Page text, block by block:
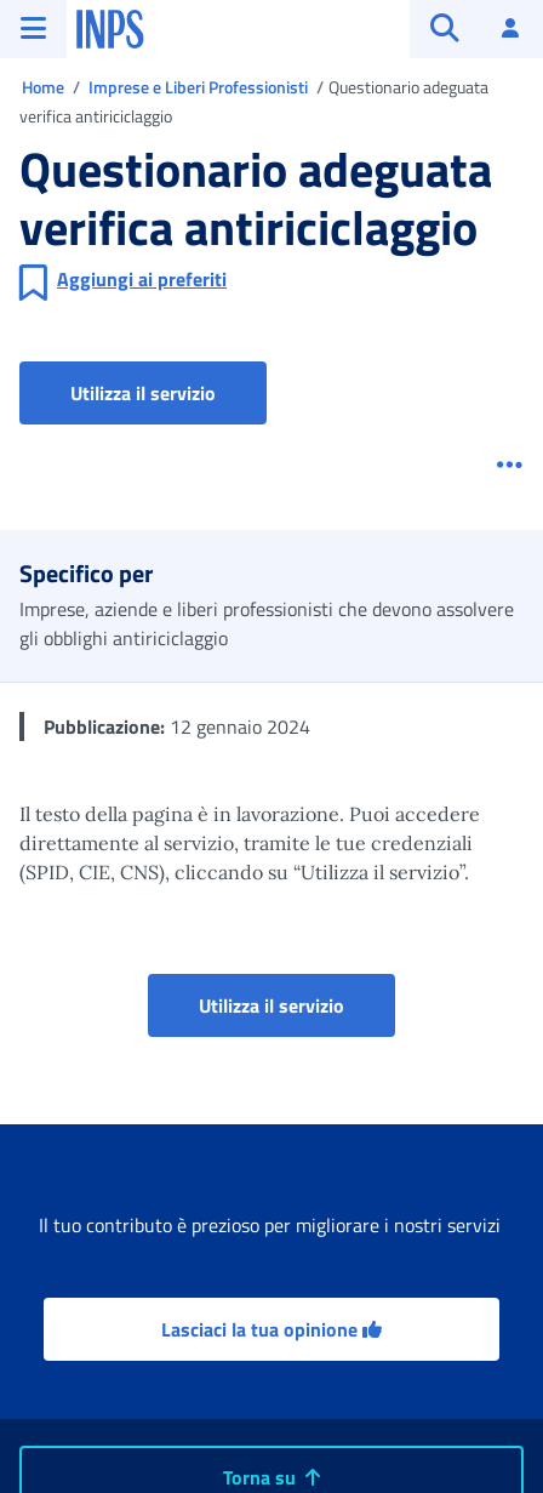
Vai al menu principale
Vai al contenuto principale
Vai al pie' di pagina
INPS ()
Home Imprese e Liberi Professionisti
Questionario adeguata
verifica antiriciclaggio
Questionario adeguata
verifica antiriciclaggio
Aggiungi ai preferiti
Utilizza il servizio
Specifico per
Imprese, aziende e liberi professionisti che devono assolvere
gli obblighi antiriciclaggio
Pubblicazione: 12 gennaio 2024
Il testo della pagina è in lavorazione. Puoi accedere
direttamente al servizio, tramite le tue credenziali
(SPID, CIE, CNS), cliccando su “Utilizza il servizio”.
Utilizza il servizio
Il tuo contributo è prezioso per migliorare i nostri servizi
Lasciaci la tua opinione
Torna su